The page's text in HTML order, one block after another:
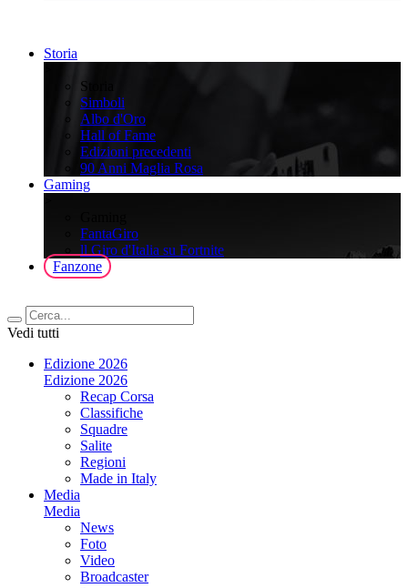
Storia
Storia
Simboli
Albo d'Oro
Hall of Fame
Edizioni precedenti
90 Anni Maglia Rosa
Gaming
FantaGiro
ll Giro d'Italia su Fortnite
Fanzone
Vedi tutti
Edizione 2026
Edizione 2026
Recap Corsa
Classifiche
Squadre
Salite
Regioni
Made in Italy
Media
Media
News
Foto
Video
Broadcaster